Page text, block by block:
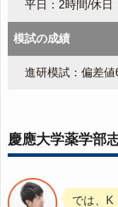
平日：2時間/休日
模試の成績
進研模試：偏差値
慶應大学薬学部
では、K